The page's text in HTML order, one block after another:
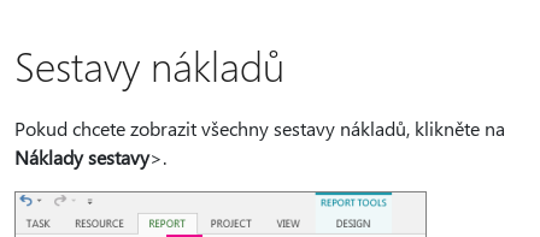
Sestavy nákladů
Pokud chcete zobrazit všechny sestavy nákladů, klikněte na
Náklady sestavy>.